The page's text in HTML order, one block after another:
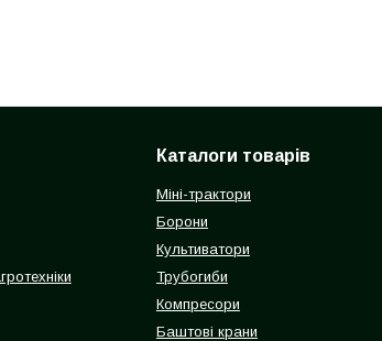
Каталоги товарів
Міні-трактори
Борони
Культиватори
Трубогиби
Компресори
Баштові крани